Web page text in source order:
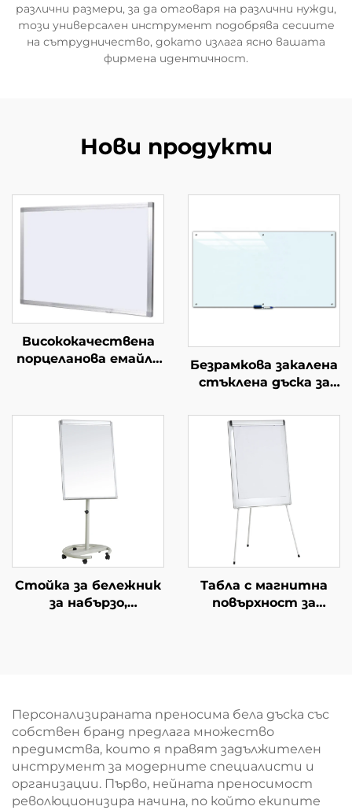
различни размери, за да отговаря на различни нужди,
този универсален инструмент подобрява сесиите
на сътрудничество, докато излага ясно вашата
фирмена идентичност.
Нови продукти
Висококачествена
порцеланова емайла
магнитна P3
керамична
стоманена дъска за
маркер
Безрамкова закалена
стъклена дъска за
магнитен ефект
стъклена дъска за
класни стаи и офиси
интерактивна
белотабачна с опция
за OEM
Стойка за бележник
за набързо,
Табла с магнитна
повърхност за
Персонализираната преносима бела дъска със
собствен бранд предлага множество
предимства, които я правят задължителен
инструмент за модерните специалисти и
организации. Първо, нейната преносимост
революционизира начина, по който екипите